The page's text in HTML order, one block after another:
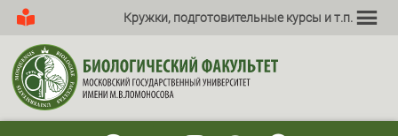
Кружки, подготовительные курсы и т.п.